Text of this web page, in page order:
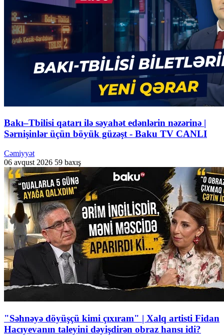
Bakı–Tbilisi qatarı ilə səyahət edənlərin nəzərinə |
Sərnişinlər üçün böyük güzəşt - Baku TV CANLI
Cəmiyyət
06 avqust 2026 59 baxış
"Səhnəyə döyüşçü kimi çıxıram" | Xalq artisti Fidan
Hacıyevanın taleyini dəyişdirən obraz hansı idi?